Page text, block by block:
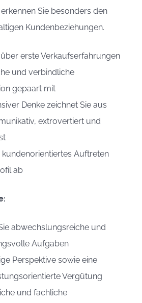
Sie besonders den
Kundenbeziehungen.
erste Verkaufserfahrungen
und verbindliche
gepaart mit
Denke zeichnet Sie aus
extrovertiert und
kundenorientiertes Auftreten
ab
abwechslungsreiche und
Aufgaben
Perspektive sowie eine
Vergütung
und fachliche